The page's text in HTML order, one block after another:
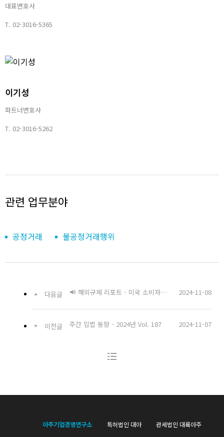
대표변호사
T. 02-3016-5365
이기성
파트너변호사
T. 02-3016-5262
관련 업무분야
공정거래 불공정거래행위
다음글 해외규제 리포트 - 미국 소비자금융보호국(CFPB), '개인 금융데이터 권리 규정' 최종 확정 2024-11-08
이전글 주간 입법 동향 - 2024년 Vol. 187 2024-11-07
아주기업경영연구소 특허법인 대아 관세법인 대륙아주